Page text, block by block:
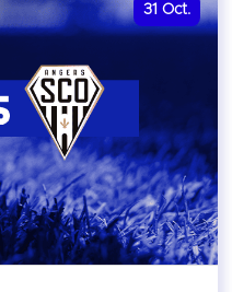
31 Oct.